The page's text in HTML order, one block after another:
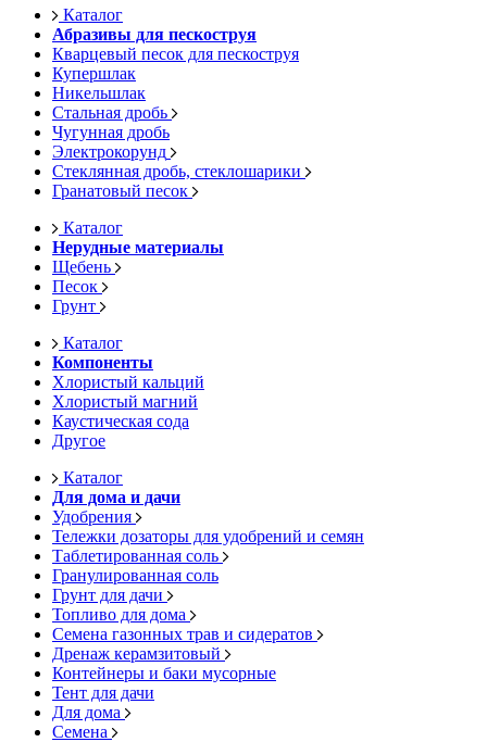
Каталог
Абразивы для пескоструя
Кварцевый песок для пескоструя
Купершлак
Никельшлак
Стальная дробь
Чугунная дробь
Электрокорунд
Стеклянная дробь, стеклошарики
Гранатовый песок
Каталог
Нерудные материалы
Щебень
Песок
Грунт
Каталог
Компоненты
Хлористый кальций
Хлористый магний
Каустическая сода
Другое
Каталог
Для дома и дачи
Удобрения
Тележки дозаторы для удобрений и семян
Таблетированная соль
Гранулированная соль
Грунт для дачи
Топливо для дома
Семена газонных трав и сидератов
Дренаж керамзитовый
Контейнеры и баки мусорные
Тент для дачи
Для дома
Семена